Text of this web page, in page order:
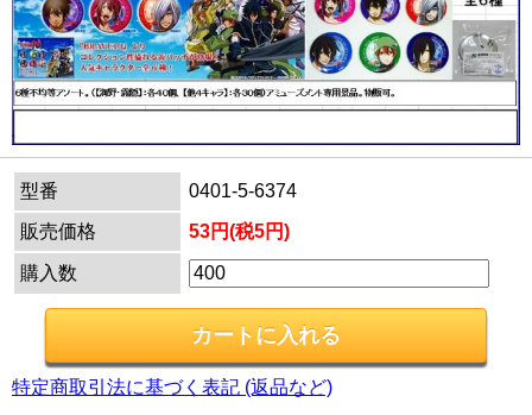
型番
0401-5-6374
販売価格
53円(税5円)
購入数
特定商取引法に基づく表記 (返品など)